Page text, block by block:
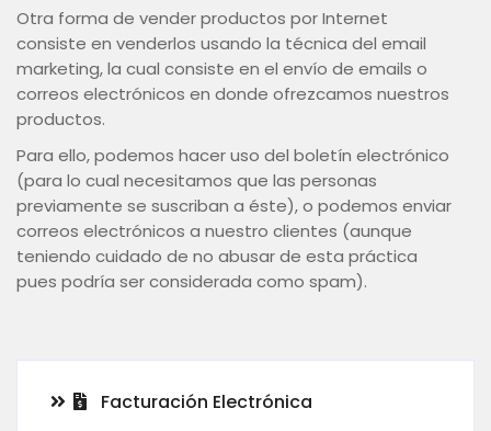
Otra forma de vender productos por Internet
consiste en venderlos usando la técnica del email
marketing, la cual consiste en el envío de emails o
correos electrónicos en donde ofrezcamos nuestros
productos.
Para ello, podemos hacer uso del boletín electrónico
(para lo cual necesitamos que las personas
previamente se suscriban a éste), o podemos enviar
correos electrónicos a nuestro clientes (aunque
teniendo cuidado de no abusar de esta práctica
pues podría ser considerada como spam).
Facturación Electrónica